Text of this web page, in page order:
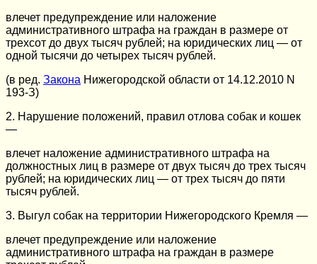
влечет предупреждение или наложение
административного штрафа на граждан в размере от
трехсот до двух тысяч рублей; на юридических лиц — от
одной тысячи до четырех тысяч рублей.
(в ред. Закона Нижегородской области от 14.12.2010 N
193-З)
2. Нарушение положений, правил отлова собак и кошек
—
влечет наложение административного штрафа на
должностных лиц в размере от двух тысяч до трех тысяч
рублей; на юридических лиц — от трех тысяч до пяти
тысяч рублей.
3. Выгул собак на территории Нижегородского Кремля —
влечет предупреждение или наложение
административного штрафа на граждан в размере